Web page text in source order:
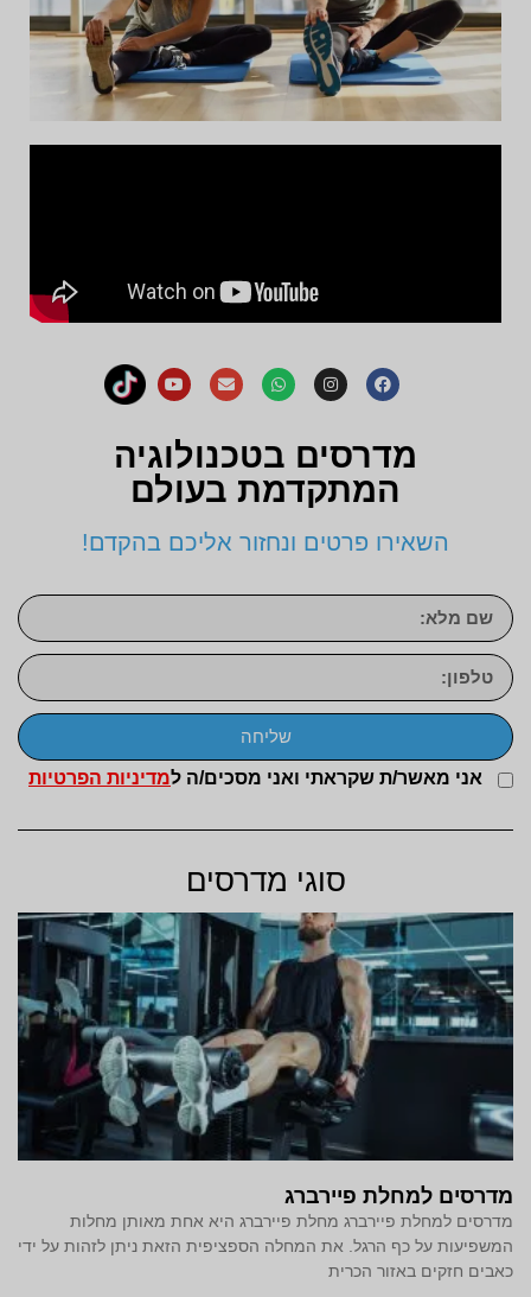
מדרסים בטכנולוגיה
המתקדמת בעולם
השאירו פרטים ונחזור אליכם בהקדם!
אני מאשר/ת שקראתי ואני מסכים/ה למדיניות הפרטיות
שליחה
סוגי מדרסים
מדרסים למחלת פיירברג
מדרסים למחלת פיירברג מחלת פיירברג היא אחת מאותן מחלות
המשפיעות על כף הרגל. את המחלה הספציפית הזאת ניתן לזהות על ידי
כאבים חזקים באזור הכרית